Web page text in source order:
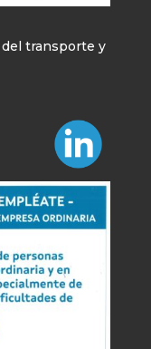
del transporte y